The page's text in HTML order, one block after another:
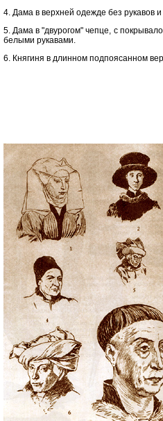
4. Дама в верхней одежде без рукавов
5. Дама в "двурогом" чепце, с
белыми рукавами.
6. Княгиня в длинном подпоясанном